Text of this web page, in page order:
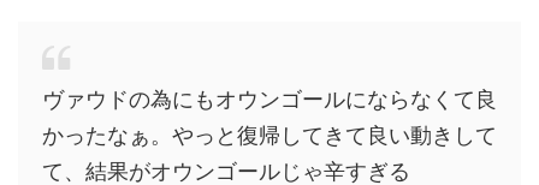
ヴァウドの為にもオウンゴールにならなくて良
かったなぁ。やっと復帰してきて良い動きして
て、結果がオウンゴールじゃ辛すぎる